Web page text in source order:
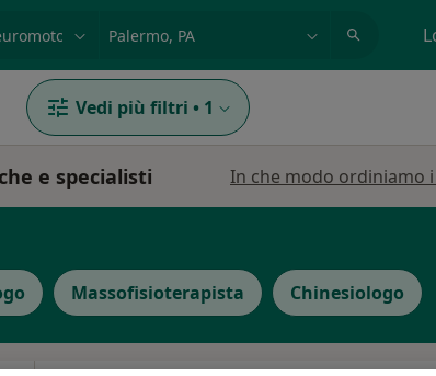
Vedi più filtri • 1
e specialisti In che modo ordiniamo
Massofisioterapista Chinesiologo